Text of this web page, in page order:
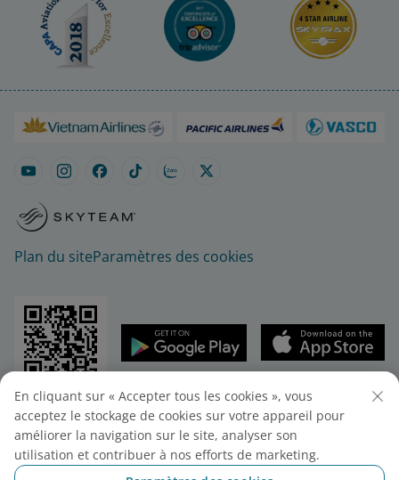
Plan du siteParamètres des cookies
© 2025 Vietnam Airlines JSC
Vietnam Airlines JSC - 200 rue Nguyen Son ,
quartier Bo De, ville de Hanoi , Vietnam
Tel: (+84-24) 38272289. Fax: (+84-24) 38722375.
En cliquant sur « Accepter tous les cookies », vous
acceptez le stockage de cookies sur votre appareil pour
améliorer la navigation sur le site, analyser son
utilisation et contribuer à nos efforts de marketing.